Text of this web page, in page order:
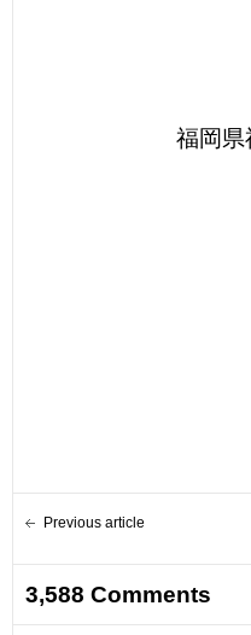
福岡県
Previous article
3,588 Comments